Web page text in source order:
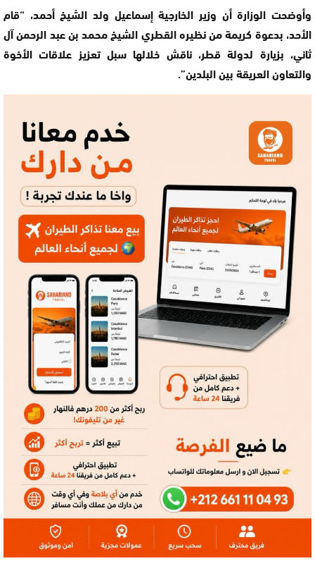
وأوضحت الوزارة أن وزير الخارجية إسماعيل ولد الشيخ أحمد، “قام
الأحد، بدعوة كريمة من نظيره القطري الشيخ محمد بن عبد الرحمن آل
ثاني، بزيارة لدولة قطر، ناقش خلالها سبل تعزيز علاقات الأخوة
والتعاون العريقة بين البلدين”.